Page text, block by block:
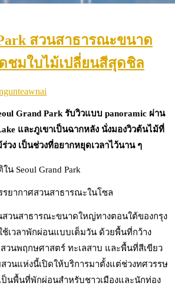
สวนสาธารณะขนาด
ชมใบไม้เปลี่ยนสีสุดชิล
Grand Park รับวิวแบบ panoramic ผ่าน
และภูเขาเป็นฉากหลัง นั่งมองวิวต้นไม้ที่
วง เป็นช่วงที่อยากหยุดเวลาไว้นาน ๆ
วนสาธารณะขนาดใหญ่ทางตอนใต้ของกรุง
เวลาพักผ่อนแบบเต็มวัน ด้วยพื้นที่กว้าง
วนพฤกษศาสตร์ ทะเลสาบ และพื้นที่สีเขียว
สวนแห่งนี้เปิดให้บริการมาตั้งแต่ช่วงทศวรรษ
นพื้นที่พักผ่อนสำหรับชาวเมืองและนักท่อง